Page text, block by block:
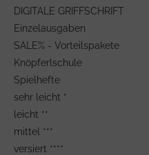
DIGITALE GRIFFSCHRIFT
Einzelausgaben
SALE% - Vorteilspakete
Knöpferlschule
Spielhefte
sehr leicht *
leicht **
mittel ***
versiert ****